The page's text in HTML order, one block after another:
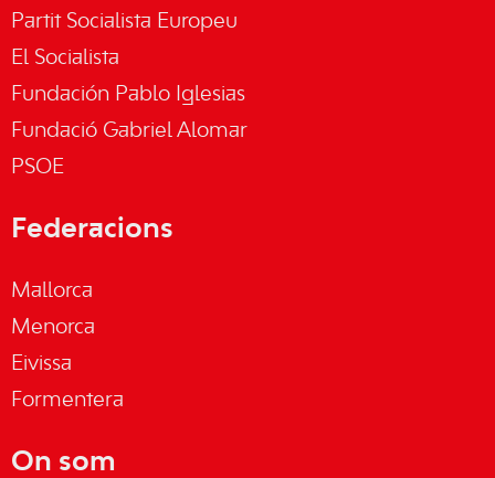
Partit Socialista Europeu
El Socialista
Fundación Pablo Iglesias
Fundació Gabriel Alomar
PSOE
Federacions
Mallorca
Menorca
Eivissa
Formentera
On som